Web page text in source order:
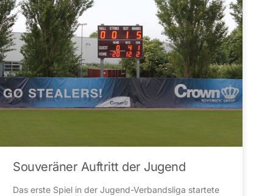
Souveräner Auftritt der Jugend
Das erste Spiel in der Jugend-Verbandsliga startete